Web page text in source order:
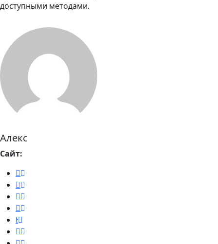
доступными методами.
Алекс
Сайт: